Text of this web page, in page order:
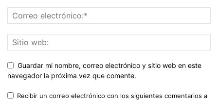
Guardar mi nombre, correo electrónico y sitio web en este
navegador la próxima vez que comente.
Recibir un correo electrónico con los siguientes comentarios a